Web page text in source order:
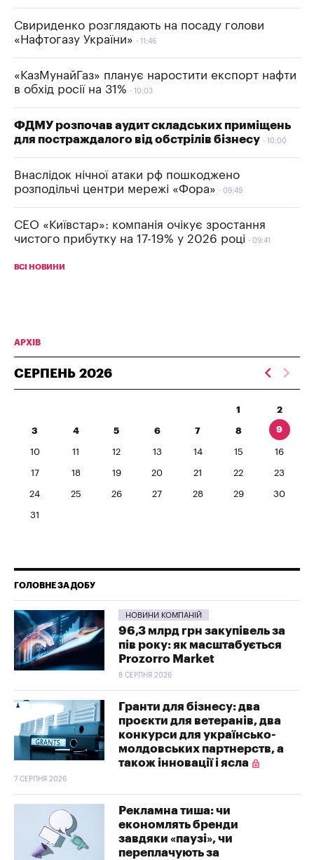
Свириденко розглядають на посаду голови
«Нафтогазу України»
11:46
«КазМунайГаз» планує наростити експорт нафти
в обхід росії на 31%
10:03
ФДМУ розпочав аудит складських приміщень
для постраждалого від обстрілів бізнесу
10:00
Внаслідок нічної атаки рф пошкоджено
розподільчі центри мережі «Фора»
09:49
СЕО «Київстар»: компанія очікує зростання
чистого прибутку на 17-19% у 2026 році
09:41
ВСІ НОВИНИ
АРХІВ
СЕРПЕНЬ 2026
1 2
3 4 5 6 7 8 9
10 11 12 13 14 15 16
17 18 19 20 21 22 23
24 25 26 27 28 29 30
31
ГОЛОВНЕ ЗА ДОБУ
НОВИНИ КОМПАНІЙ
96,3 млрд грн закупівель за
пів року: як масштабується
Prozorro Market
8 СЕРПНЯ 2026
Гранти для бізнесу: два
проєкти для ветеранів, два
конкурси для українсько-
молдовських партнерств, а
також інновації і ясла
7 СЕРПНЯ 2026
Рекламна тиша: чи
економлять бренди
завдяки «паузі», чи
переплачують за